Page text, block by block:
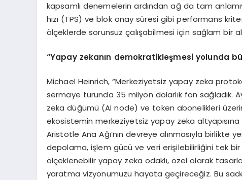
kapsamlı denemelerin ardından ağ da tam
hızı (TPS) ve blok onay süresi gibi performans
ölçeklerde sorunsuz çalışabilmesi için sağlam bir
“Yapay zekanın demokratikleşmesi yolunda
Michael Heinrich, “Merkeziyetsiz yapay zeka
sermaye turunda 35 milyon dolarlık fon sağladık.
zeka düğümü (AI node) ve token abonelikleri
ekosistemin merkeziyetsiz yapay zeka
Aristotle Ana Ağı’nın devreye alınmasıyla
depolama, işlem gücü ve veri erişilebilirliğini tek
ölçeklenebilir yapay zeka odaklı, özel olarak
yaratma vizyonumuzu hayata geçireceğiz. Bu